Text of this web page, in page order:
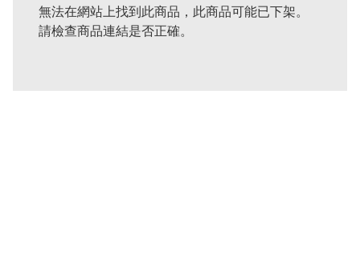
無法在網站上找到此商品，此商品可能已下架。
請檢查商品連結是否正確。